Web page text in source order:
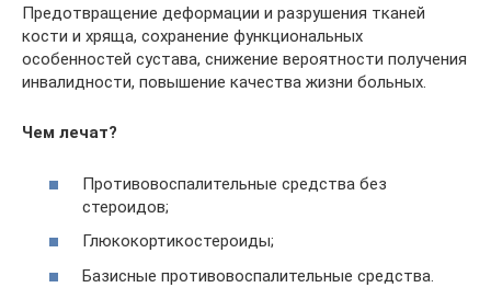
Предотвращение деформации и разрушения тканей
кости и хряща, сохранение функциональных
особенностей сустава, снижение вероятности получения
инвалидности, повышение качества жизни больных.
Чем лечат?
Противовоспалительные средства без
стероидов;
Глюкокортикостероиды;
Базисные противовоспалительные средства.